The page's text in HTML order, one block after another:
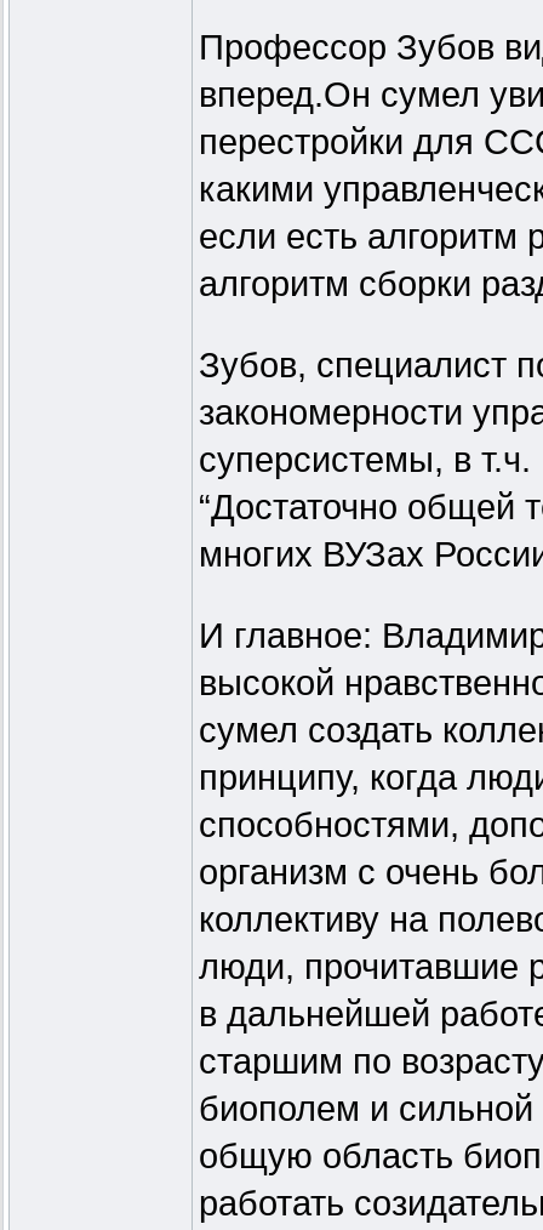
Профессор Зубов
вперед.Он сумел
перестройки для
какими
если есть алгоритм
алгоритм сборки
Зубов, специалист
закономерности
суперсистемы, в
“Достаточно общей
многих ВУЗах
И главное:
высокой
сумел создать
принципу, когда
способностями,
организм с очень
коллективу на
люди, прочитавшие
в дальнейшей
старшим по
биополем и
общую область
работать